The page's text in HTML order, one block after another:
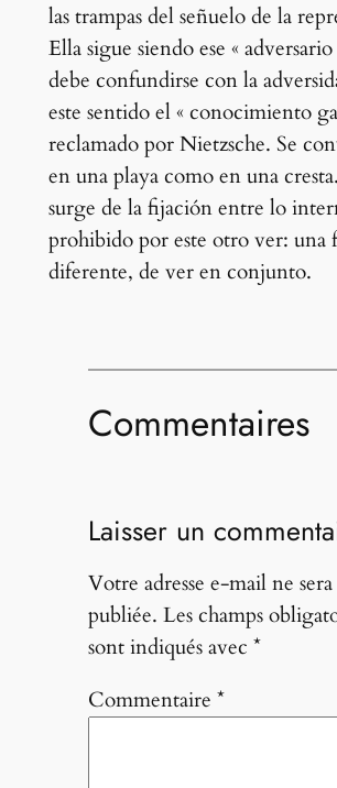
las trampas del señuelo de la
Ella sigue siendo ese «
debe confundirse con la
este sentido el « conocimiento
reclamado por Nietzsche. Se
en una playa como en una
surge de la fijación entre lo
prohibido por este otro ver: una
diferente, de ver en conjunto.
Commentaires
Laisser un
Votre adresse e-mail ne sera
publiée. Les champs
sont indiqués avec *
Commentaire *